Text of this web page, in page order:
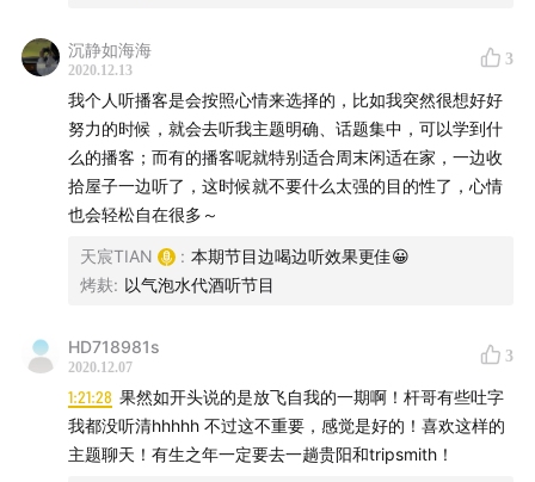
用双手开创人生的旅途中，TripSmith 与我们为伴。
🎁 粉丝福利
经常被听众怼——你们节目里喝得那么开心，那些酒怎么
买呢？！于是，我们现与TripSmith 合作，上线了17款
TripSmith 啤酒！这些酒都是我们特别喜欢的，可以无脑
下单。回复关键词“下单”到微信公众号“啤酒事务局”获取购
买链接，或在淘宝搜索“啤酒事务局”，点击店铺，即可进
沉静如海海
2020.12.13
3
我个人听播客是会按照心情来选择的，比如我突然很想好好
努力的时候，就会去听我主题明确、话题集中，可以学到什
么的播客；而有的播客呢就特别适合周末闲适在家，一边收
拾屋子一边听了，这时候就不要什么太强的目的性了，心情
也会轻松自在很多～
天宸TIAN : 本期节目边喝边听效果更佳😀
烤麸: 以气泡水代酒听节目
HD718981s
2020.12.07
3
1:21:28 果然如开头说的是放飞自我的一期啊！杆哥有些吐字
我都没听清hhhhh 不过这不重要，感觉是好的！喜欢这样的
主题聊天！有生之年一定要去一趟贵阳和tripsmith！